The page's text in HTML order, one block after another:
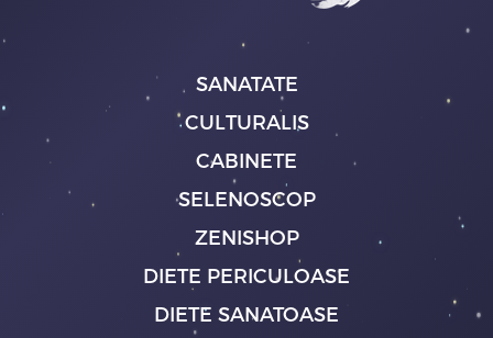
SANATATE
CULTURALIS
CABINETE
SELENOSCOP
ZENISHOP
DIETE PERICULOASE
DIETE SANATOASE